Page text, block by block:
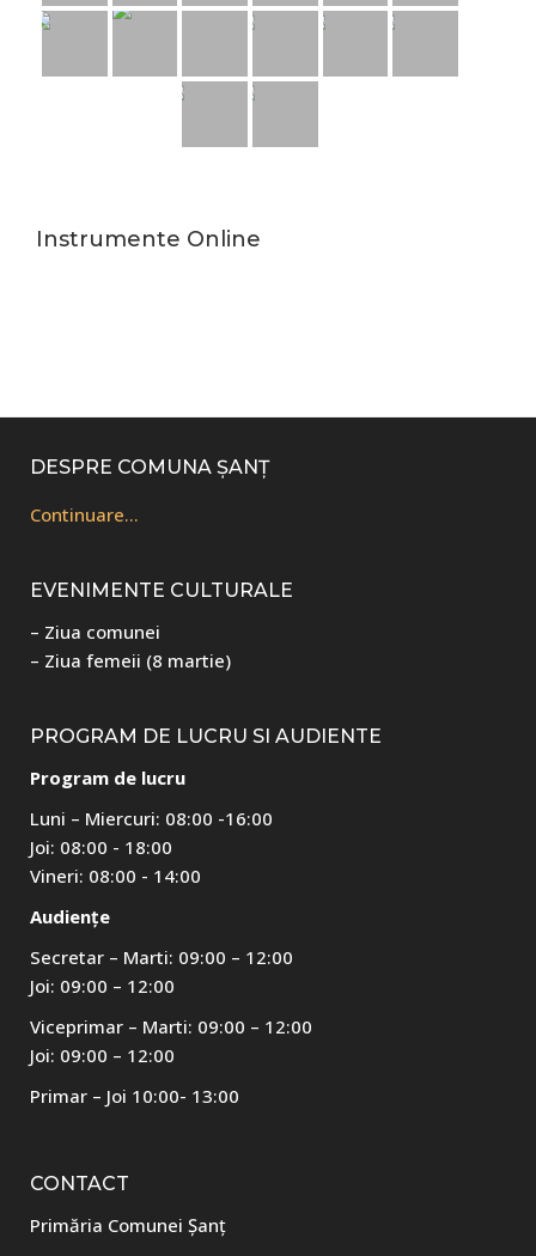
Instrumente Online
Footer
DESPRE COMUNA ȘANȚ
Continuare…
EVENIMENTE CULTURALE
– Ziua comunei
– Ziua femeii (8 martie)
PROGRAM DE LUCRU SI AUDIENTE
Program de lucru
Luni – Miercuri: 08:00 -16:00
Joi: 08:00 - 18:00
Vineri: 08:00 - 14:00
Audiențe
Secretar – Marti: 09:00 – 12:00
Joi: 09:00 – 12:00
Viceprimar – Marti: 09:00 – 12:00
Joi: 09:00 – 12:00
Primar – Joi 10:00- 13:00
CONTACT
Primăria Comunei Șanț